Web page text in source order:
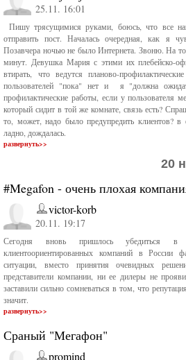
25.11. 16:01
Пишу трясущимися руками, боюсь, что все
отправить пост. Началась очередная, как я
Позавчера ночью не было Интернета. Звоню. На
минут. Девушка Мария с этими их плебейско-
втирать, что ведутся планово-
пользователей "пока" нет и я "должна
профилактические работы, если у пользователя
который сидит в той же комнате, связь есть?
то, может, надо было предупредить клиентов?
ладно, дождалась.
развернуть>>
20
#Megafon - очень плохая
victor-korb
20.11. 19:17
Сегодня вновь пришлось убедиться
клиентоориентированных компаний в России
ситуации, вместо принятия очевидных
представители компании, ни ее дилеры не
заставили сильно сомневаться в том, что
значит.
развернуть>>
Сраный "Мегафон"
promind